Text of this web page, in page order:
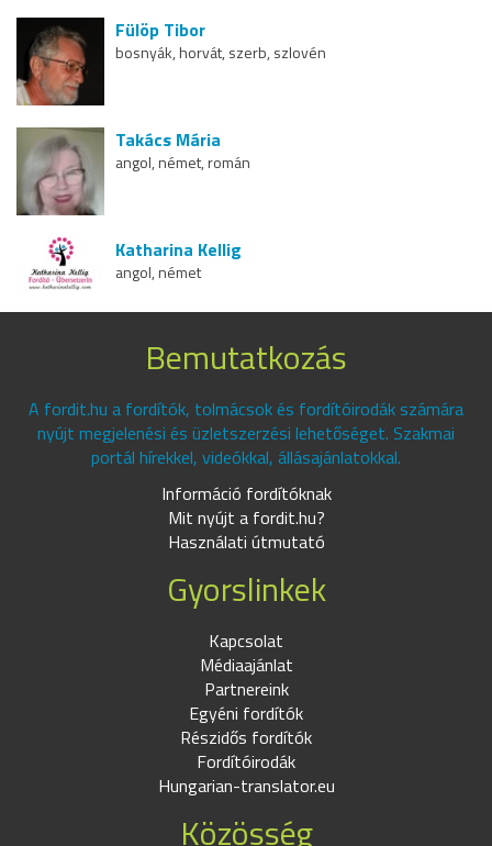
Fülöp Tibor
bosnyák, horvát, szerb, szlovén
Takács Mária
angol, német, román
Katharina Kellig
angol, német
Bemutatkozás
A fordit.hu a fordítók, tolmácsok és fordítóirodák számára
nyújt megjelenési és üzletszerzési lehetőséget. Szakmai
portál hírekkel, videókkal, állásajánlatokkal.
Információ fordítóknak
Mit nyújt a fordit.hu?
Használati útmutató
Gyorslinkek
Kapcsolat
Médiaajánlat
Partnereink
Egyéni fordítók
Részidős fordítók
Fordítóirodák
Hungarian-translator.eu
Közösség